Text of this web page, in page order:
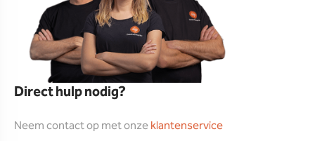
Direct hulp nodig?
Neem contact op met onzeklantenservice